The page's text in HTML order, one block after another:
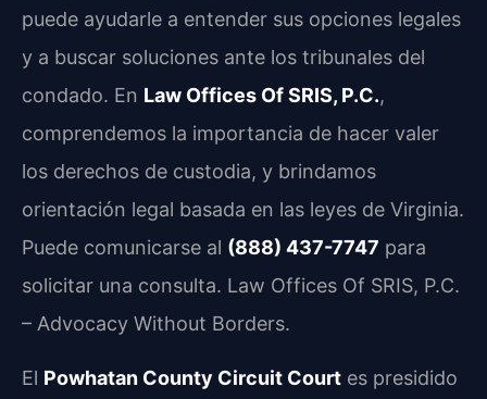
puede ayudarle a entender sus opciones legales
y a buscar soluciones ante los tribunales del
condado. En Law Offices Of SRIS, P.C.,
comprendemos la importancia de hacer valer
los derechos de custodia, y brindamos
orientación legal basada en las leyes de Virginia.
Puede comunicarse al (888) 437-7747 para
solicitar una consulta. Law Offices Of SRIS, P.C.
– Advocacy Without Borders.
El Powhatan County Circuit Court es presidido